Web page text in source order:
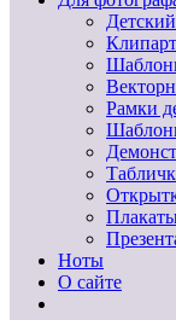
Клипарт
Рамки
Ноты
О сайте